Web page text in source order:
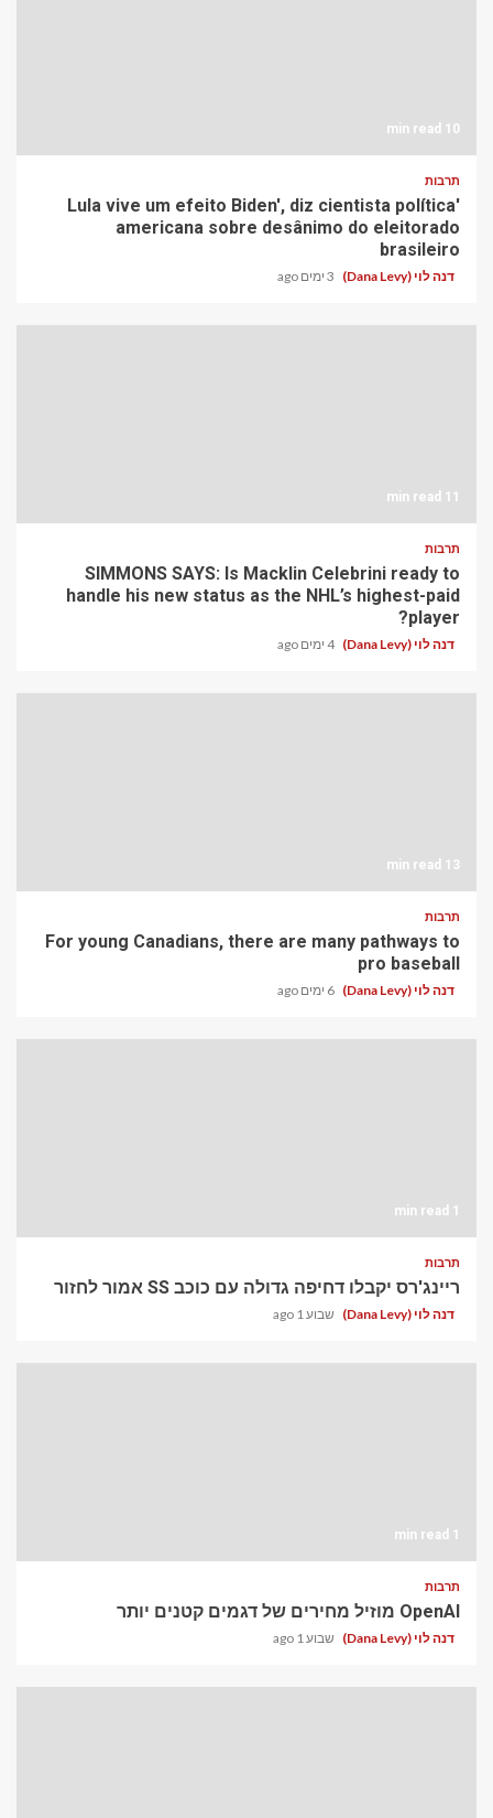
10 min read
תרבות
'Lula vive um efeito Biden', diz cientista política
americana sobre desânimo do eleitorado
brasileiro
דנה לוי (Dana Levy) 3 ימים ago
11 min read
תרבות
SIMMONS SAYS: Is Macklin Celebrini ready to
handle his new status as the NHL’s highest-paid
player?
דנה לוי (Dana Levy) 4 ימים ago
13 min read
תרבות
For young Canadians, there are many pathways to
pro baseball
דנה לוי (Dana Levy) 6 ימים ago
1 min read
תרבות
ריינג'רס יקבלו דחיפה גדולה עם כוכב SS אמור לחזור
דנה לוי (Dana Levy) שבוע 1 ago
1 min read
תרבות
OpenAI מוזיל מחירים של דגמים קטנים יותר
דנה לוי (Dana Levy) שבוע 1 ago